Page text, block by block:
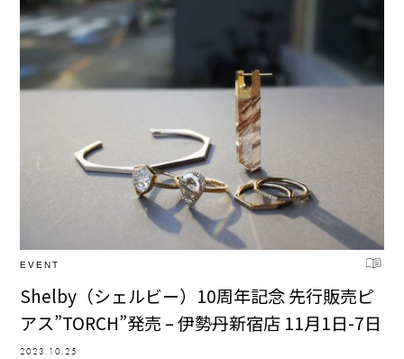
EVENT
Shelby（シェルビー）10周年記念 先行販売ピ
アス”TORCH”発売 – 伊勢丹新宿店 11月1日-7日
2023.10.25